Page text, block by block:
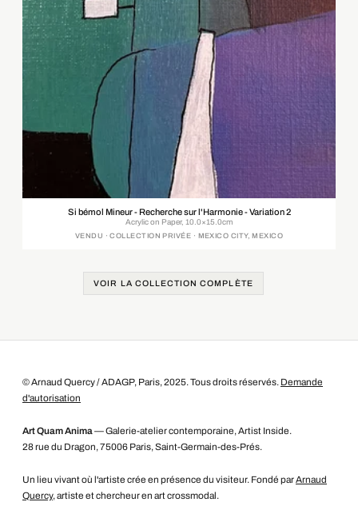
Si bémol Mineur - Recherche sur l'Harmonie - Variation 2
Acrylic on Paper, 10.0×15.0cm
VENDU · COLLECTION PRIVÉE · MEXICO CITY, MEXICO
VOIR LA COLLECTION COMPLÈTE
© Arnaud Quercy / ADAGP, Paris, 2025. Tous droits réservés. Demande
d'autorisation
Art Quam Anima — Galerie-atelier contemporaine, Artist Inside.
28 rue du Dragon, 75006 Paris, Saint-Germain-des-Prés.
Un lieu vivant où l'artiste crée en présence du visiteur. Fondé parArnaud
Quercy, artiste et chercheur en art crossmodal.